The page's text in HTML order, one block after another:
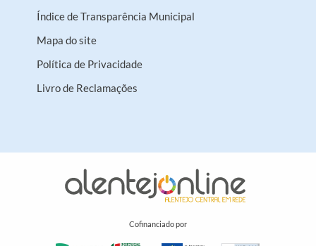
Índice de Transparência Municipal
Mapa do site
Política de Privacidade
Livro de Reclamações
Cofinanciado por